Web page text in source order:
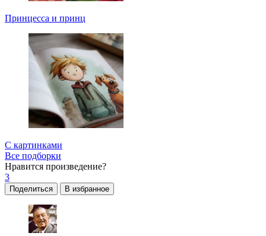
Принцесса и принц
С картинками
Все подборки
Нравится произведение?
3
Поделиться В избранное